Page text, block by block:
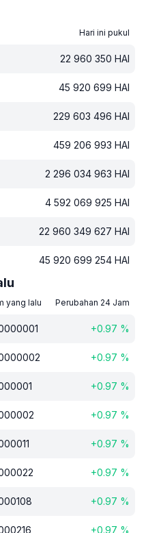
Hari ini pukul
22 960 350 HAI
45 920 699 HAI
229 603 496 HAI
459 206 993 HAI
2 296 034 963 HAI
4 592 069 925 HAI
22 960 349 627 HAI
45 920 699 254 HAI
yang lalu Perubahan 24 Jam
+0.97 %
+0.97 %
+0.97 %
+0.97 %
+0.97 %
+0.97 %
+0.97 %
+0.97 %